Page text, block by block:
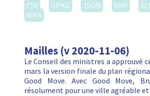
CSV
GPKG JSON SHP
WMS
Mailles (v 2020-11-06)
Le Conseil des ministres a approuvé
mars la version finale du plan
Good Move. Avec Good Move,
résolument pour une ville agréable